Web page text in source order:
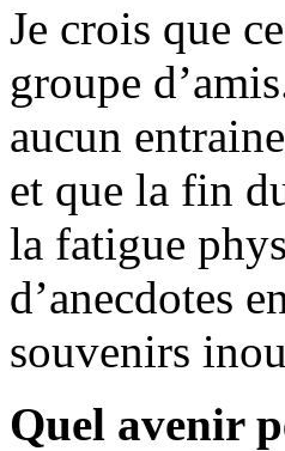
Je crois que
groupe
aucun
et que la fin
la fatigue
d’anecdotes
souvenirs
Quel avenir